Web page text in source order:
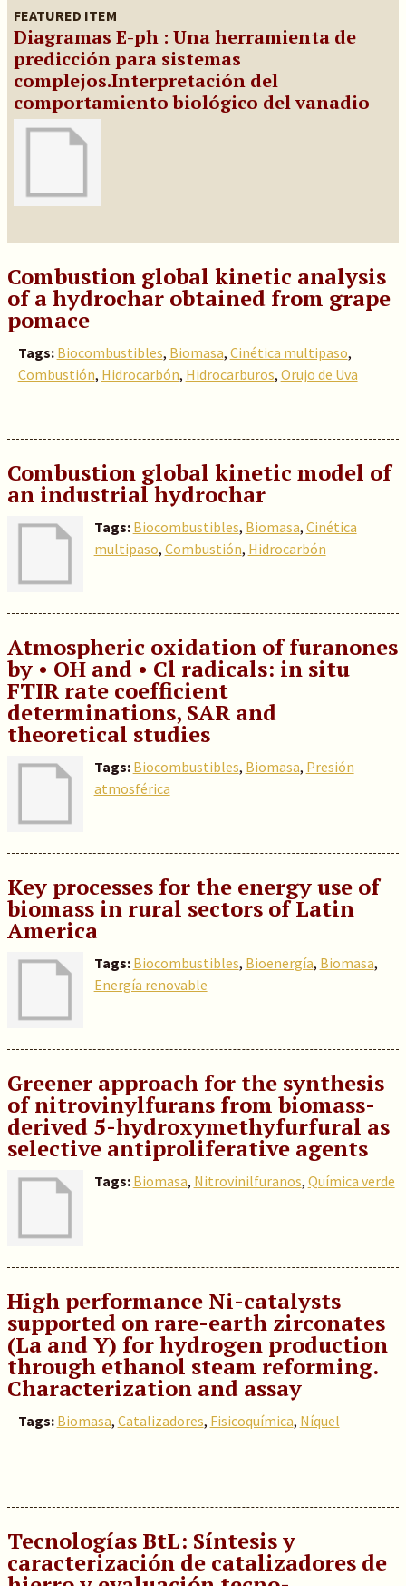
FEATURED ITEM
Diagramas E-ph : Una herramienta de
predicción para sistemas
complejos.Interpretación del
comportamiento biológico del vanadio
Combustion global kinetic analysis
of a hydrochar obtained from grape
pomace
Tags: Biocombustibles, Biomasa, Cinética multipaso,
Combustión, Hidrocarbón, Hidrocarburos, Orujo de Uva
Combustion global kinetic model of
an industrial hydrochar
Tags: Biocombustibles, Biomasa, Cinética
multipaso, Combustión, Hidrocarbón
Atmospheric oxidation of furanones
by • OH and • Cl radicals: in situ
FTIR rate coefficient
determinations, SAR and
theoretical studies
Tags: Biocombustibles, Biomasa, Presión
atmosférica
Key processes for the energy use of
biomass in rural sectors of Latin
America
Tags: Biocombustibles, Bioenergía, Biomasa,
Energía renovable
Greener approach for the synthesis
of nitrovinylfurans from biomass-
derived 5-hydroxymethyfurfural as
selective antiproliferative agents
Tags: Biomasa, Nitrovinilfuranos, Química verde
High performance Ni-catalysts
supported on rare-earth zirconates
(La and Y) for hydrogen production
through ethanol steam reforming.
Characterization and assay
Tags: Biomasa, Catalizadores, Fisicoquímica, Níquel
Tecnologías BtL: Síntesis y
caracterización de catalizadores de